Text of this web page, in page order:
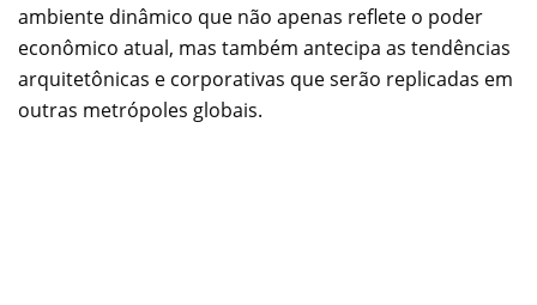
ambiente dinâmico que não apenas reflete o poder
econômico atual, mas também antecipa as tendências
arquitetônicas e corporativas que serão replicadas em
outras metrópoles globais.